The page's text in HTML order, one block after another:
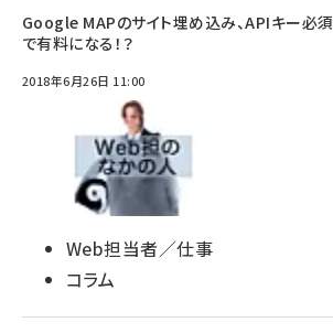
Google MAPのサイト埋め込み、APIキー必須
で有料になる！？
2018年6月26日 11:00
Web担当者／仕事
コラム